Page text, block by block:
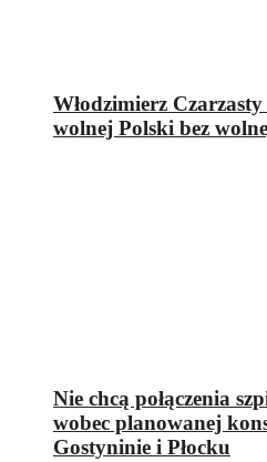
Włodzimierz
wolnej Polski bez
Nie chcą połączenia
wobec planowanej
Gostyninie i Płocku